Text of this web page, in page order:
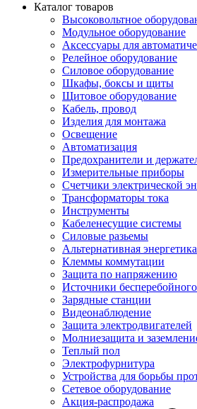
Каталог товаров
Высоковольтное
Модульное оборудование
Аксессуары для
Релейное оборудование
Силовое оборудование
Шкафы, боксы и щиты
Щитовое оборудование
Кабель, провод
Изделия для монтажа
Освещение
Автоматизация
Предохранители и
Измерительные приборы
Счетчики электрической
Трансформаторы тока
Инструменты
Кабеленесущие системы
Силовые разьемы
Альтернативная энергетика
Клеммы коммутации
Защита по напряжению
Источники
Зарядные станции
Видеонаблюдение
Защита электродвигателей
Молниезащита и
Теплый пол
Электрофурнитура
Устройства для борьбы
Сетевое оборудование
Акция-распродажа